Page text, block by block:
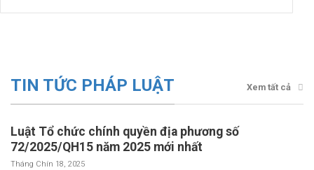
TIN TỨC PHÁP LUẬT Xem tất cả
Luật Tổ chức chính quyền địa phương số
72/2025/QH15 năm 2025 mới nhất
Tháng Chín 18, 2025